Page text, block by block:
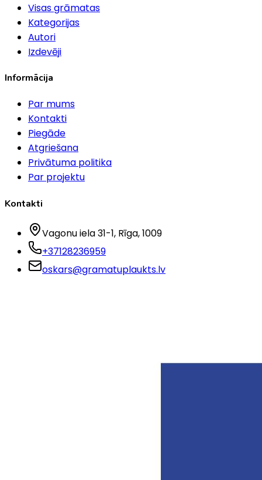
Visas grāmatas
Kategorijas
Autori
Izdevēji
Informācija
Par mums
Kontakti
Piegāde
Atgriešana
Privātuma politika
Par projektu
Kontakti
Vagonu iela 31-1, Rīga, 1009
+37128236959
oskars@gramatuplaukts.lv